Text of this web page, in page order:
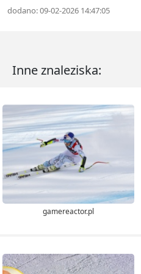
dodano: 09-02-2026 14:47:05
Inne znaleziska:
gamereactor.pl